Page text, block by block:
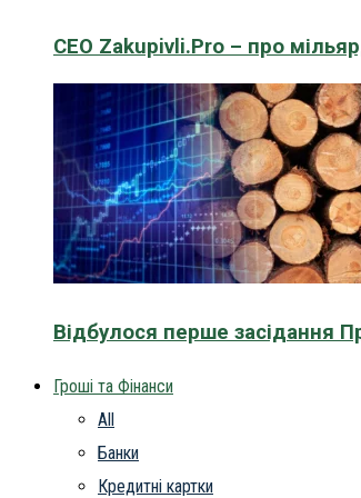
CEO Zakupivli.Pro – про
Відбулося перше засідання
Гроші та Фінанси
All
Банки
Кредитні картки